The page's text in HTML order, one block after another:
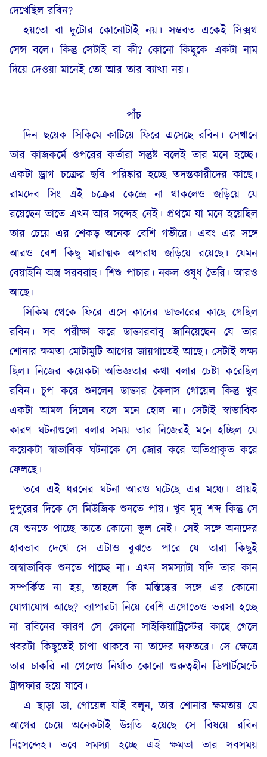
দেখেছিল রবিন?
হয়তো বা দুটোর কোনোটাই নয়। সম্ভবত একেই সিক্সথ
সেন্স বলে। কিন্তু সেটাই বা কী? কোনো কিছুকে একটা নাম
দিয়ে দেওয়া মানেই তো আর তার ব্যাখ্যা নয়।
পাঁচ
দিন ছয়েক সিকিমে কাটিয়ে ফিরে এসেছে রবিন। সেখানে
তার কাজকর্মে ওপরের কর্তারা সন্তুষ্ট বলেই তার মনে হচ্ছে।
একটা ড্রাগ চক্রের ছবি পরিষ্কার হচ্ছে তদন্তকারীদের কাছে।
রামদেব সিং এই চক্রের কেন্দ্রে না থাকলেও জড়িয়ে যে
রয়েছেন তাতে এখন আর সন্দেহ নেই। প্রথমে যা মনে হয়েছিল
তার চেয়ে এর শেকড় অনেক বেশি গভীরে। এবং এর সঙ্গে
আরও বেশ কিছু মারাত্মক অপরাধ জড়িয়ে রয়েছে। যেমন
বেয়াইনি অস্ত্র সরবরাহ। শিশু পাচার। নকল ওষুধ তৈরি। আরও
আছে।
সিকিম থেকে ফিরে এসে কানের ডাক্তারের কাছে গেছিল
রবিন। সব পরীক্ষা করে ডাক্তারবাবু জানিয়েছেন যে তার
শোনার ক্ষমতা মোটামুটি আগের জায়গাতেই আছে। সেটাই লক্ষ্য
ছিল। নিজের কয়েকটা অভিজ্ঞতার কথা বলার চেষ্টা করেছিল
রবিন। চুপ করে শুনলেন ডাক্তার কৈলাস গোয়েল কিন্তু খুব
একটা আমল দিলেন বলে মনে হোল না। সেটাই স্বাভাবিক
কারণ ঘটনাগুলো বলার সময় তার নিজেরই মনে হচ্ছিল যে
কয়েকটা স্বাভাবিক ঘটনাকে সে জোর করে অতিপ্রাকৃত করে
ফেলছে।
তবে এই ধরনের ঘটনা আরও ঘটেছে এর মধ্যে। প্রায়ই
দুপুরের দিকে সে মিউজিক শুনতে পায়। খুব মৃদু শব্দ কিন্তু সে
যে শুনতে পাচ্ছে তাতে কোনো ভুল নেই। সেই সঙ্গে অন্যদের
হাবভাব দেখে সে এটাও বুঝতে পারে যে তারা কিছুই
অস্বাভাবিক শুনতে পাচ্ছে না। এখন সমস্যাটা যদি তার কান
সম্পর্কিত না হয়, তাহলে কি মস্তিষ্কের সঙ্গে এর কোনো
যোগাযোগ আছে? ব্যাপারটা নিয়ে বেশি এগোতেও ভরসা হচ্ছে
না রবিনের কারণ সে কোনো সাইকিয়াট্রিস্টের কাছে গেলে
খবরটা কিছুতেই চাপা থাকবে না তাদের দফতরে। সে ক্ষেত্রে
তার চাকরি না গেলেও নির্ঘাত কোনো গুরুত্বহীন ডিপার্টমেন্টে
ট্রান্সফার হয়ে যাবে।
এ ছাড়া ডা. গোয়েল যাই বলুন, তার শোনার ক্ষমতায় যে
আগের চেয়ে অনেকটাই উন্নতি হয়েছে সে বিষয়ে রবিন
নিঃসন্দেহ। তবে সমস্যা হচ্ছে এই ক্ষমতা তার সবসময়